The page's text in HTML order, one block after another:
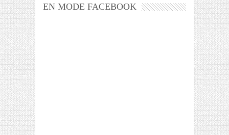
EN MODE FACEBOOK